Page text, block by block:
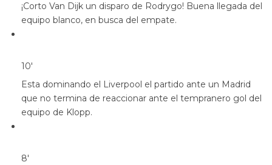
¡Corto Van Dijk un disparo de Rodrygo! Buena llegada del
equipo blanco, en busca del empate.
10′
Esta dominando el Liverpool el partido ante un Madrid
que no termina de reaccionar ante el tempranero gol del
equipo de Klopp.
8′